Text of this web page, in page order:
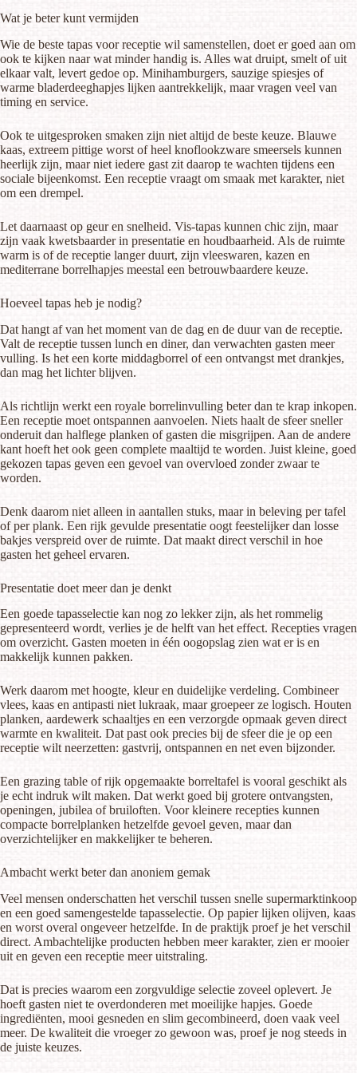
Wat je beter kunt vermijden
Wie de beste tapas voor receptie wil samenstellen, doet er goed aan om
ook te kijken naar wat minder handig is. Alles wat druipt, smelt of uit
elkaar valt, levert gedoe op. Minihamburgers, sauzige spiesjes of
warme bladerdeeghapjes lijken aantrekkelijk, maar vragen veel van
timing en service.
Ook te uitgesproken smaken zijn niet altijd de beste keuze. Blauwe
kaas, extreem pittige worst of heel knoflookzware smeersels kunnen
heerlijk zijn, maar niet iedere gast zit daarop te wachten tijdens een
sociale bijeenkomst. Een receptie vraagt om smaak met karakter, niet
om een drempel.
Let daarnaast op geur en snelheid. Vis-tapas kunnen chic zijn, maar
zijn vaak kwetsbaarder in presentatie en houdbaarheid. Als de ruimte
warm is of de receptie langer duurt, zijn vleeswaren, kazen en
mediterrane borrelhapjes meestal een betrouwbaardere keuze.
Hoeveel tapas heb je nodig?
Dat hangt af van het moment van de dag en de duur van de receptie.
Valt de receptie tussen lunch en diner, dan verwachten gasten meer
vulling. Is het een korte middagborrel of een ontvangst met drankjes,
dan mag het lichter blijven.
Als richtlijn werkt een royale borrelinvulling beter dan te krap inkopen.
Een receptie moet ontspannen aanvoelen. Niets haalt de sfeer sneller
onderuit dan halflege planken of gasten die misgrijpen. Aan de andere
kant hoeft het ook geen complete maaltijd te worden. Juist kleine, goed
gekozen tapas geven een gevoel van overvloed zonder zwaar te
worden.
Denk daarom niet alleen in aantallen stuks, maar in beleving per tafel
of per plank. Een rijk gevulde presentatie oogt feestelijker dan losse
bakjes verspreid over de ruimte. Dat maakt direct verschil in hoe
gasten het geheel ervaren.
Presentatie doet meer dan je denkt
Een goede tapasselectie kan nog zo lekker zijn, als het rommelig
gepresenteerd wordt, verlies je de helft van het effect. Recepties vragen
om overzicht. Gasten moeten in één oogopslag zien wat er is en
makkelijk kunnen pakken.
Werk daarom met hoogte, kleur en duidelijke verdeling. Combineer
vlees, kaas en antipasti niet lukraak, maar groepeer ze logisch. Houten
planken, aardewerk schaaltjes en een verzorgde opmaak geven direct
warmte en kwaliteit. Dat past ook precies bij de sfeer die je op een
receptie wilt neerzetten: gastvrij, ontspannen en net even bijzonder.
Een grazing table of rijk opgemaakte borreltafel is vooral geschikt als
je echt indruk wilt maken. Dat werkt goed bij grotere ontvangsten,
openingen, jubilea of bruiloften. Voor kleinere recepties kunnen
compacte borrelplanken hetzelfde gevoel geven, maar dan
overzichtelijker en makkelijker te beheren.
Ambacht werkt beter dan anoniem gemak
Veel mensen onderschatten het verschil tussen snelle supermarktinkoop
en een goed samengestelde tapasselectie. Op papier lijken olijven, kaas
en worst overal ongeveer hetzelfde. In de praktijk proef je het verschil
direct. Ambachtelijke producten hebben meer karakter, zien er mooier
uit en geven een receptie meer uitstraling.
Dat is precies waarom een zorgvuldige selectie zoveel oplevert. Je
hoeft gasten niet te overdonderen met moeilijke hapjes. Goede
ingrediënten, mooi gesneden en slim gecombineerd, doen vaak veel
meer. De kwaliteit die vroeger zo gewoon was, proef je nog steeds in
de juiste keuzes.